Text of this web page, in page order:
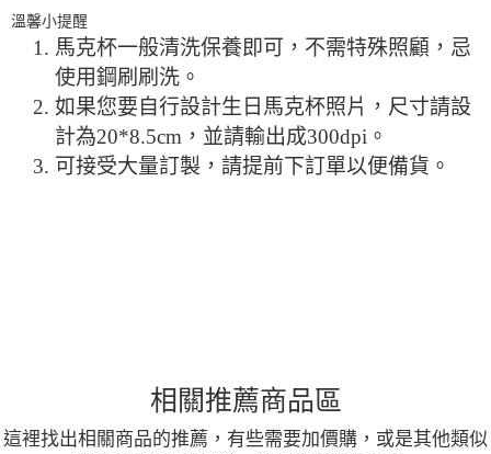
溫馨小提醒
馬克杯一般清洗保養即可，不需特殊照顧，忌
使用鋼刷刷洗。
如果您要自行設計生日馬克杯照片，尺寸請設
計為20*8.5cm，並請輸出成300dpi。
可接受大量訂製，請提前下訂單以便備貨。
相關推薦商品區
這裡找出相關商品的推薦，有些需要加價購，或是其他類似